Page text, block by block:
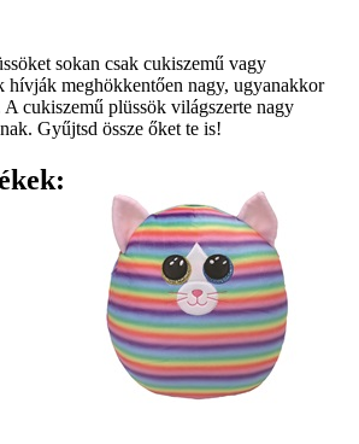
sokan csak cukiszemű vagy
hívják meghökkentően nagy, ugyanakkor
A cukiszemű plüssök világszerte nagy
Gyűjtsd össze őket te is!